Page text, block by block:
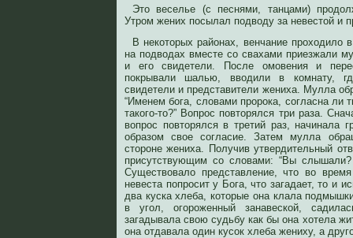
Это веселье (с песнями, танцами)
Утром жених посылал подводу за невестой и
В некоторых районах, венчание
на подводах вместе со свахами приезжали
и его свидетели. После омовения и
покрывали шалью, вводили в комнату,
свидетели и представители жениха. Мулла
“Именем бога, словами пророка, согласна ли
такого-то?” Вопрос повторялся три раза.
вопрос повторялся в третий раз, начинала
образом свое согласие. Затем мулла
стороне жениха. Получив утвердительный
присутствующим со словами: “Вы
Существовало представление, что во
невеста попросит у Бога, что загадает, то и
два куска хлеба, которые она клала
в угол, огороженный занавеской,
загадывала свою судьбу как бы она хотела
она отдавала один кусок хлеба жениху, а